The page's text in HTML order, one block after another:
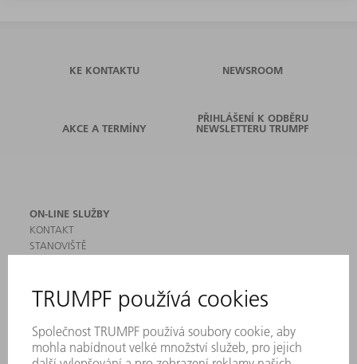
KE KONTAKTU NEWSROOM
AKCE A TERMÍNY
PŘIHLÁŠENÍ K ODBĚRU
NEWSLETTERU TRUMPF
ON-LINE SLUŽBY
KONTAKT
STANOVIŠTĚ
MYTRUMPF
BEZPEČNOSTNÍ LISTY
PRODUKTY
STROJE & SYSTÉMY
LASER